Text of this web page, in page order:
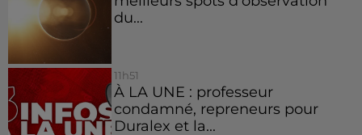
du...
11h51
À LA UNE : professeur
condamné, repreneurs pour
Duralex et la...